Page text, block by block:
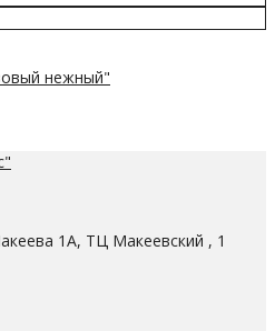
нежный"
1А, ТЦ Макеевский , 1